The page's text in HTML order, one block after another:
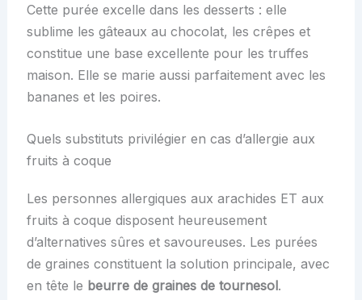
Cette purée excelle dans les desserts : elle
sublime les gâteaux au chocolat, les crêpes et
constitue une base excellente pour les truffes
maison. Elle se marie aussi parfaitement avec les
bananes et les poires.
Quels substituts privilégier en cas d’allergie aux
fruits à coque
Les personnes allergiques aux arachides ET aux
fruits à coque disposent heureusement
d’alternatives sûres et savoureuses. Les purées
de graines constituent la solution principale, avec
en tête le beurre de graines de tournesol.